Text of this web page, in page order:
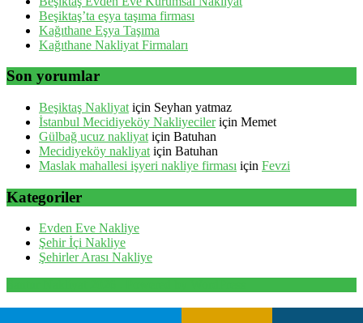
Beşiktaş’ta eşya taşıma firması
Kağıthane Eşya Taşıma
Kağıthane Nakliyat Firmaları
Son yorumlar
Beşiktaş Nakliyat için Seyhan yatmaz
İstanbul Mecidiyeköy Nakliyecileriçin Memet
Gülbağ ucuz nakliyat için Batuhan
Mecidiyeköy nakliyat için Batuhan
Maslak mahallesi işyeri nakliye firması için Fevzi
Kategoriler
Evden Eve Nakliye
Şehir İçi Nakliye
Şehirler Arası Nakliye